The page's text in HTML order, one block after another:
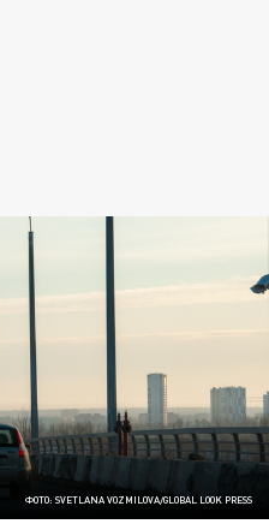
ФОТО: SVETLANA VOZMILOVA/GLOBAL LOOK PRESS